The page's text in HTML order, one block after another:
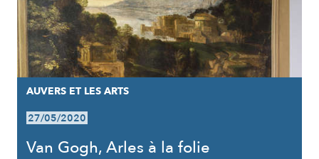
AUVERS ET LES ARTS
27/05/2020
Van Gogh, Arles à la folie